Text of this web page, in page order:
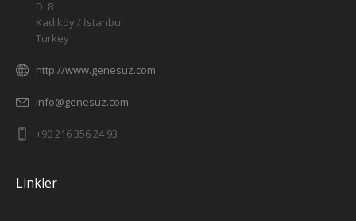
D: 8
Kadıköy / İstanbul
Turkey
http://www.genesuz.com
info@genesuz.com
+90 216 356 24 93
Linkler